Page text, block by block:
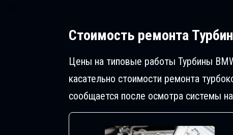
Стоимость ремонта
Цены на типовые работы Турбины
касательно стоимости ремонта
сообщается после осмотра системы